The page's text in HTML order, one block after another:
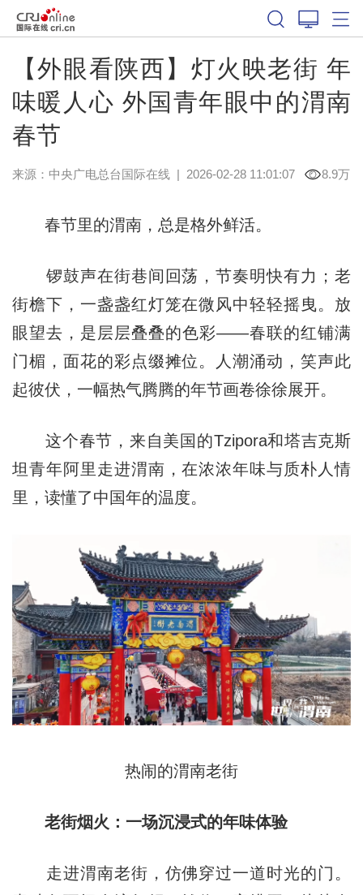
【外眼看陕西】灯火映老街 年
味暖人心 外国青年眼中的渭南
春节
来源：中央广电总台国际在线| 2026-02-28 11:01:07 8.9万
春节里的渭南，总是格外鲜活。
锣鼓声在街巷间回荡，节奏明快有力；老
街檐下，一盏盏红灯笼在微风中轻轻摇曳。放
眼望去，是层层叠叠的色彩——春联的红铺满
门楣，面花的彩点缀摊位。人潮涌动，笑声此
起彼伏，一幅热气腾腾的年节画卷徐徐展开。
这个春节，来自美国的Tzipora和塔吉克斯
坦青年阿里走进渭南，在浓浓年味与质朴人情
里，读懂了中国年的温度。
热闹的渭南老街
老街烟火：一场沉浸式的年味体验
走进渭南老街，仿佛穿过一道时光的门。